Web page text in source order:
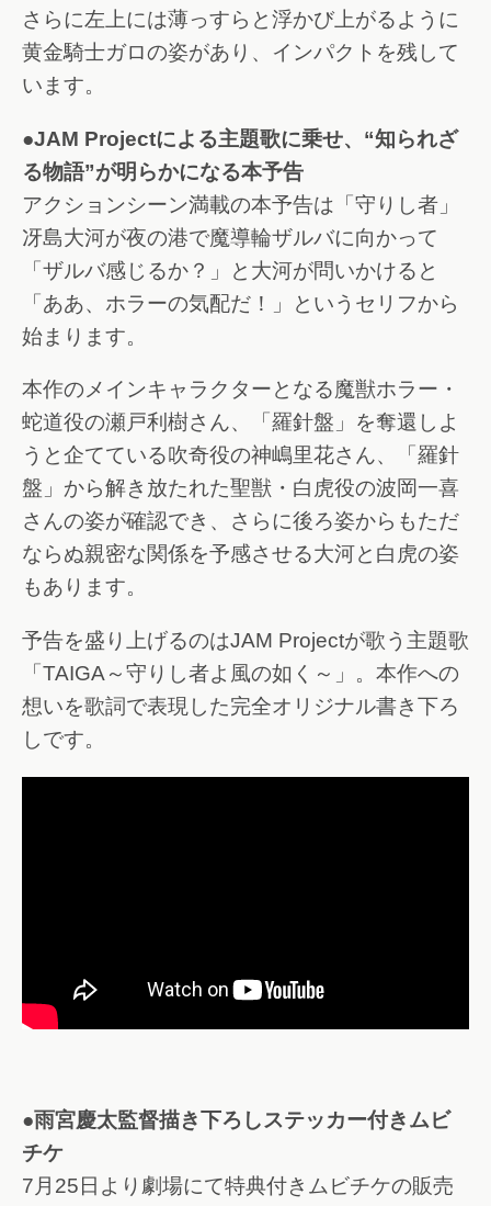
さらに左上には薄っすらと浮かび上がるように
黄金騎士ガロの姿があり、インパクトを残して
います。
●JAM Projectによる主題歌に乗せ、“知られざ
る物語”が明らかになる本予告
アクションシーン満載の本予告は「守りし者」
冴島大河が夜の港で魔導輪ザルバに向かって
「ザルバ感じるか？」と大河が問いかけると
「ああ、ホラーの気配だ！」というセリフから
始まります。
本作のメインキャラクターとなる魔獣ホラー・
蛇道役の瀬戸利樹さん、「羅針盤」を奪還しよ
うと企てている吹奇役の神嶋里花さん、「羅針
盤」から解き放たれた聖獣・白虎役の波岡一喜
さんの姿が確認でき、さらに後ろ姿からもただ
ならぬ親密な関係を予感させる大河と白虎の姿
もあります。
予告を盛り上げるのはJAM Projectが歌う主題歌
「TAIGA～守りし者よ風の如く～」。本作への
想いを歌詞で表現した完全オリジナル書き下ろ
しです。
●雨宮慶太監督描き下ろしステッカー付きムビ
チケ
7月25日より劇場にて特典付きムビチケの販売